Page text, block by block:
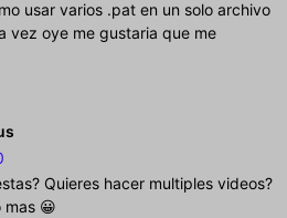
usar varios .pat en un solo archivo
vez oye me gustaria que me
Quieres hacer multiples videos?
mas 😀